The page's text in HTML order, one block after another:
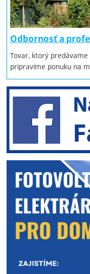
Odbornosť a
Tovar, ktorý predávame
pripravíme ponuku na